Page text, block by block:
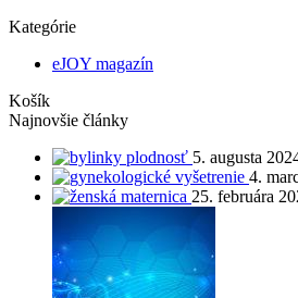
Kategórie
eJOY magazín
Košík
Najnovšie články
5. augusta
4.
25. februára